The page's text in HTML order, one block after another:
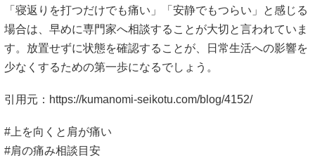
「寝返りを打つだけでも痛い」「安静でもつらい」と感じる
場合は、早めに専門家へ相談することが大切と言われていま
す。放置せずに状態を確認することが、日常生活への影響を
少なくするための第一歩になるでしょう。
引用元： https://kumanomi-seikotu.com/blog/4152/
#上を向くと肩が痛い
#肩の痛み相談目安